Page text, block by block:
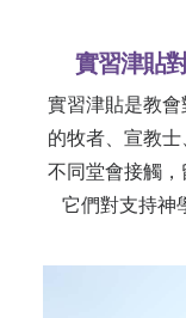
實習津貼
實習津貼是教
的牧者、宣教
不同堂會接觸
它們對支持神